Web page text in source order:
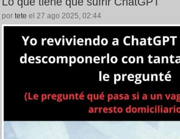
por tete el 27 ago 2025, 02:44